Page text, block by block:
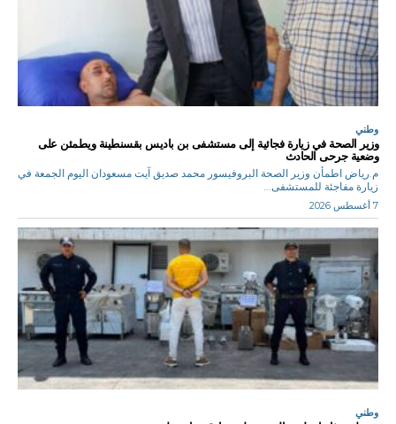
وطني
وزير الصحة في زيارة فجائية إلى مستشفى بن باديس بقسنطينة ويطمئن على
وضعية جرحى الحادث
م.رياض اطمأن وزير الصحة البروفيسور محمد صديق آيت مسعودان اليوم الجمعة في
زيارة مفاجئة للمستشفى...
7 أغسطس 2026
وطني